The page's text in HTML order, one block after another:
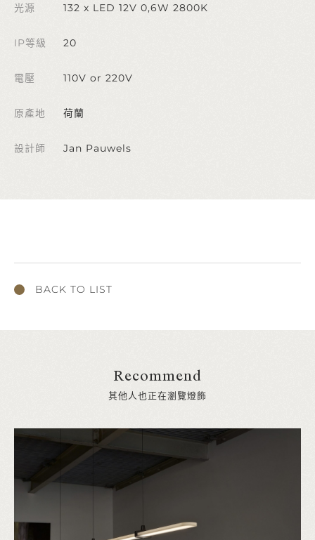
光源 132 x LED 12V 0,6W 2800K
IP等級 20
電壓 110V or 220V
原產地 荷蘭
設計師 Jan Pauwels
BACK TO LIST
Recommend
其他人也正在瀏覽燈飾